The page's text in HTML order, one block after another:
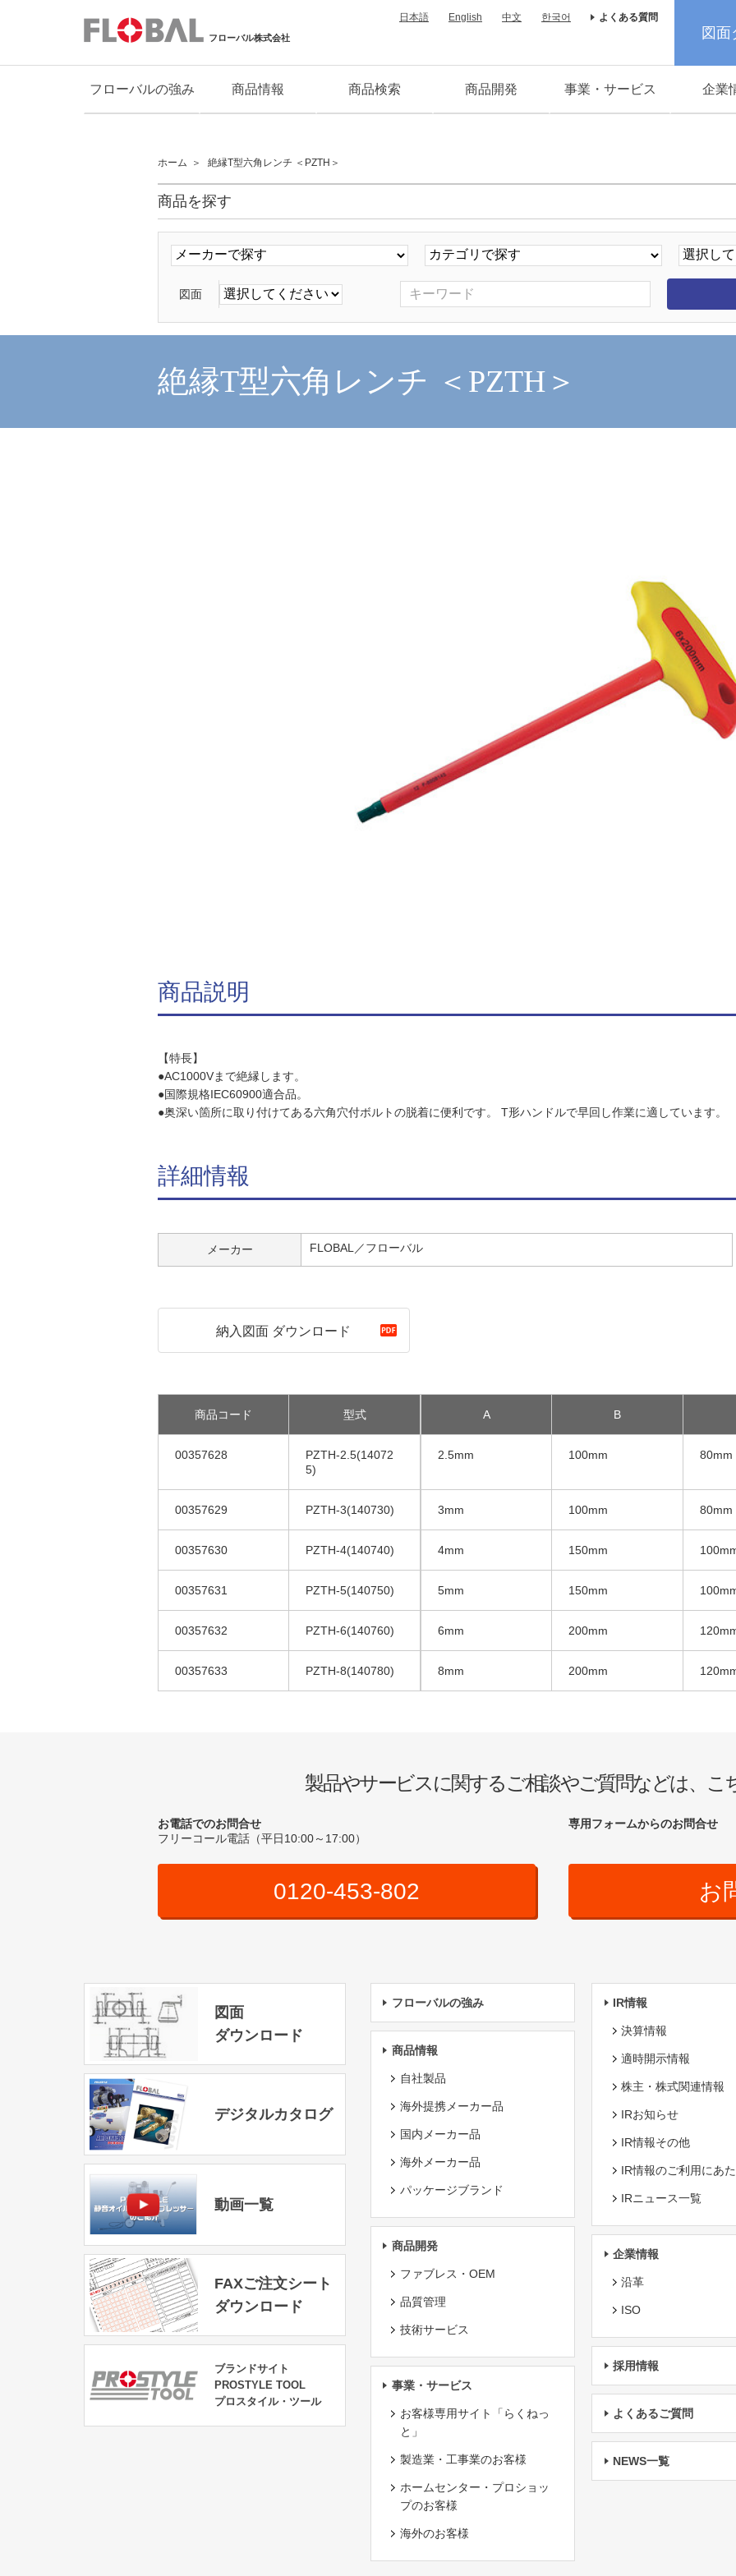
フローバル株式会社
日本語 English 中文 한국어 よくある質問
図面
フローバルの強み 商品情報 商品検索 商品開発 事業・サービス 企業
ホーム 絶縁T型六角レンチ ＜PZTH＞
商品を探す
図面
絶縁T型六角レンチ ＜PZTH＞
商品説明
【特長】
●AC1000Vまで絶縁します。
●国際規格IEC60900適合品。
●奥深い箇所に取り付けてある六角穴付ボルトの脱着に便利です。 T形ハンドルで早回し作業に適しています。
詳細情報
メーカー FLOBAL／フローバル
納入図面 ダウンロード
商品コード 型式
00357628
PZTH-2.5(14072
5)
00357629 PZTH-3(140730)
00357630 PZTH-4(140740)
00357631 PZTH-5(140750)
00357632 PZTH-6(140760)
00357633 PZTH-8(140780)
A B
2.5mm 100mm 80mm
3mm 100mm 80mm
4mm 150mm
5mm 150mm
6mm 200mm
8mm 200mm
製品やサービスに関するご相談やご質問などは、こ
お電話でのお問合せ
フリーコール電話（平日10:00～17:00）
0120-453-802
専用フォームからのお問合せ
お
図面
ダウンロード
デジタルカタログ
動画一覧
FAXご注文シート
ダウンロード
ブランドサイト
PROSTYLE TOOL
プロスタイル・ツール
フローバルの強み
商品情報
自社製品
海外提携メーカー品
国内メーカー品
海外メーカー品
パッケージブランド
商品開発
ファブレス・OEM
品質管理
技術サービス
事業・サービス
お客様専用サイト「らくねっ
と」
製造業・工事業のお客様
ホームセンター・プロショッ
プのお客様
海外のお客様
IR情報
決算情報
適時開示情報
株主・株式関連情報
IRお知らせ
IR情報その他
IR情報のご利用にあ
IRニュース一覧
企業情報
沿革
ISO
採用情報
よくあるご質問
NEWS一覧